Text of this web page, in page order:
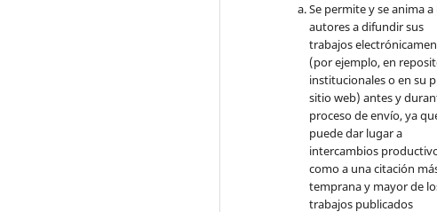
Se permite y se anima a
autores a difundir sus
trabajos
(por ejemplo, en
institucionales o en su
sitio web) antes y
proceso de envío, ya
puede dar lugar a
intercambios
como a una citación
temprana y mayor de
trabajos publicados